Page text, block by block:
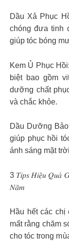
Dầu Xả Phục
chóng đưa tinh
giúp tóc bóng
Kem Ủ Phục
biệt bao gồm
dưỡng chất
và chắc khỏe.
Dầu Dưỡng
giúp phục hồi
ánh sáng mặt
3 𝑇𝑖𝑝𝑠 𝐻𝑖𝑒̣̂𝑢 𝑄𝑢𝑎̉
𝑁𝑎̆𝑚
Hầu hết các
mất rằng chăm
cho tóc trong